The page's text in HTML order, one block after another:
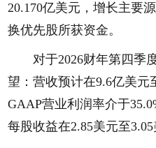
20.170亿美元，增长主要
换优先股所获资金。
对于2026财年第四季度
望：营收预计在9.6亿美元
GAAP营业利润率介于
每股收益在2.85美元至3.05